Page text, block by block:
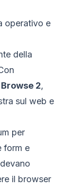
operativo e
della
2,
sul web e
per
form e
il browser